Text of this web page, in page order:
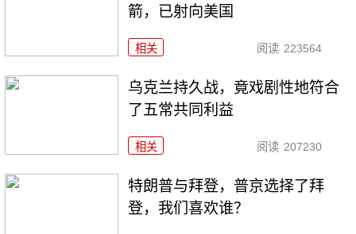
箭，已射向美国
相关 阅读 223564
乌克兰持久战，竟戏剧性地符合
了五常共同利益
相关 阅读 207230
特朗普与拜登，普京选择了拜
登，我们喜欢谁？